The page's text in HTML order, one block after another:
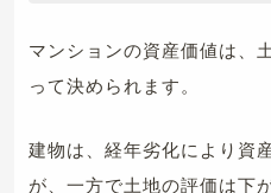
マンションの資産価値は、
って決められます。
建物は、経年劣化により資
が、一方で土地の評価は下